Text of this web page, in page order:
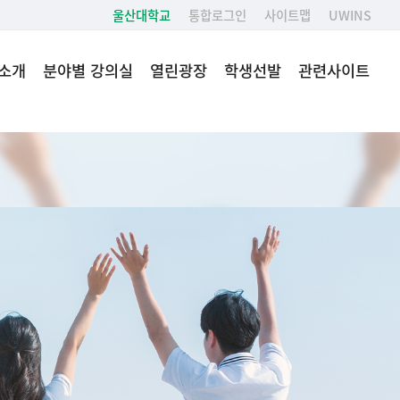
울산대학교 통합로그인 사이트맵 UWINS
개 분야별 강의실 열린광장 학생선발 관련사이트